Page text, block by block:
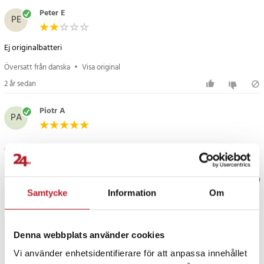
Samtycke Information Om
Denna webbplats använder cookies
Vi använder enhetsidentifierare för att anpassa innehållet
Landroid WG798E
lawnmower WG783E
WG798E
WG797E
WG793E
Landroid M1200i
Landroid M1000i
Landroid L2000i
WA3225
WA3565
Specifikationer:
PE Peter E
Översatt från danska • Visa original
2 år sedan
PA Piotr A
6 dagar sedan